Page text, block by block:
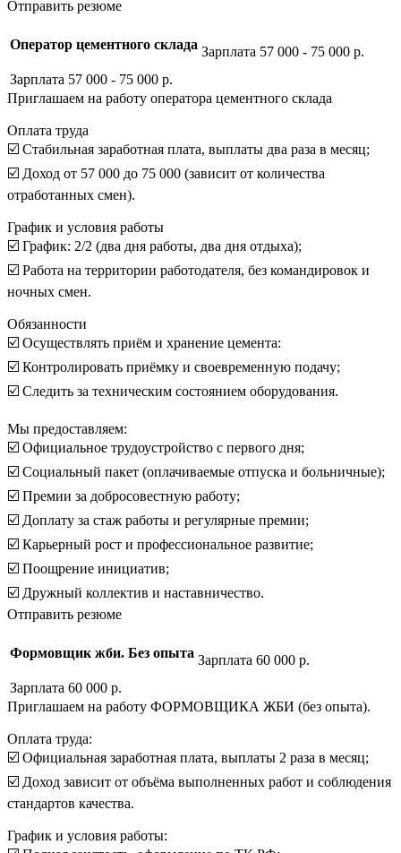
Отправить резюме
Оператор цементного склада
Зарплата 57 000 - 75 000 р.
Зарплата 57 000 - 75 000 р.
Приглашаем на работу оператора цементного склада
Оплата труда
☑️ Стабильная заработная плата, выплаты два раза в месяц;
☑️ Доход от 57 000 до 75 000 (зависит от количества
отработанных смен).
График и условия работы
☑️ График: 2/2 (два дня работы, два дня отдыха);
☑️ Работа на территории работодателя, без командировок и
ночных смен.
Обязанности
☑️ Осуществлять приём и хранение цемента:
☑️ Контролировать приёмку и своевременную подачу;
☑️ Следить за техническим состоянием оборудования.
Мы предоставляем:
☑️ Официальное трудоустройство с первого дня;
☑️ Социальный пакет (оплачиваемые отпуска и больничные);
☑️ Премии за добросовестную работу;
☑️ Доплату за стаж работы и регулярные премии;
☑️ Карьерный рост и профессиональное развитие;
☑️ Поощрение инициатив;
☑️ Дружный коллектив и наставничество.
Отправить резюме
Формовщик жби. Без опыта
Зарплата 60 000 р.
Зарплата 60 000 р.
Приглашаем на работу ФОРМОВЩИКА ЖБИ (без опыта).
Оплата труда:
☑️ Официальная заработная плата, выплаты 2 раза в месяц;
☑️ Доход зависит от объёма выполненных работ и соблюдения
стандартов качества.
График и условия работы: